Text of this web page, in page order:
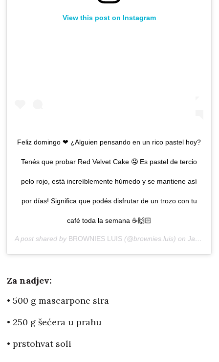
View this post on Instagram
Feliz domingo ❤ ¿Alguien pensando en un rico pastel hoy?
Tenés que probar Red Velvet Cake 🤤 Es pastel de tercio
pelo rojo, está increíblemente húmedo y se mantiene así
por días! Significa que podés disfrutar de un trozo con tu
café toda la semana ☕🙌🏻
A post shared by BROWNIES LUIS (@brownies.luis) on Jan 19, 2020 at 3:56pm PST
Za nadjev:
• 500 g mascarpone sira
• 250 g šećera u prahu
• prstohvat soli